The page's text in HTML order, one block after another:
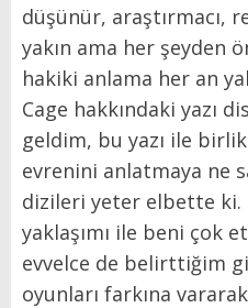
düşünür, araştırmacı,
yakın ama her şeyden
hakiki anlama her an
Cage hakkındaki yazı
geldim, bu yazı ile
evrenini anlatmaya ne
dizileri yeter elbette ki.
yaklaşımı ile beni çok
evvelce de belirttiğim
oyunları farkına